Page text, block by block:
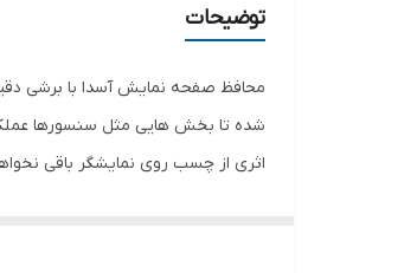
دارای محافظ برای قسمت
رنگ
توضیحات
محافظ صفحه نمایش آسدا با برشی
شده تا بخش هایی مثل سنسورها
اثری از چسب روی نمایشگر باقی